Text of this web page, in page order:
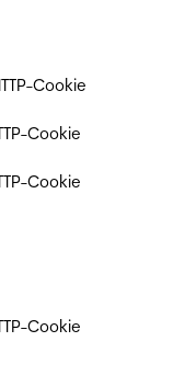
Cookie
Cookie
Cookie
Cookie